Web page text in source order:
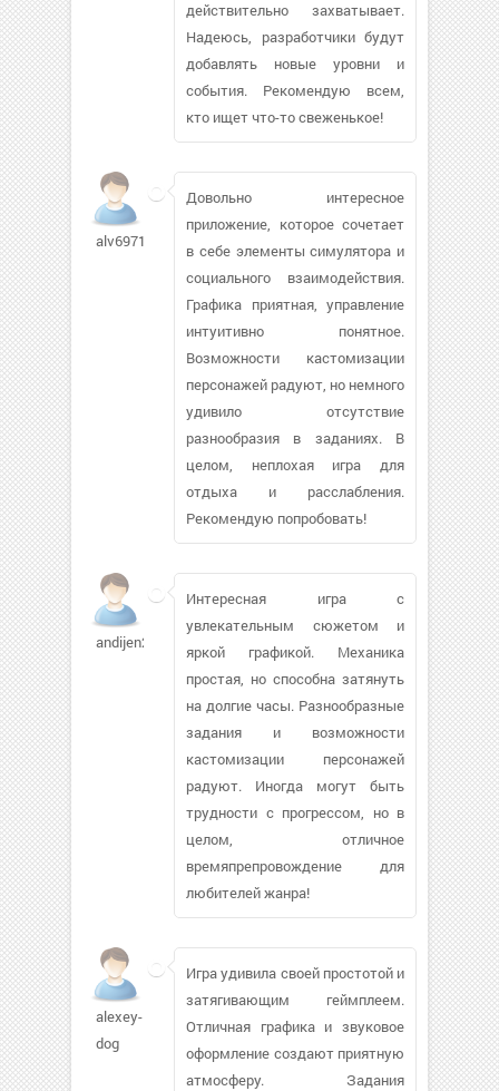
действительно захватывает.
Надеюсь, разработчики будут
добавлять новые уровни и
события. Рекомендую всем,
кто ищет что-то свеженькое!
alv697193472
Довольно интересное
приложение, которое сочетает
в себе элементы симулятора и
социального взаимодействия.
Графика приятная, управление
интуитивно понятное.
Возможности кастомизации
персонажей радуют, но немного
удивило отсутствие
разнообразия в заданиях. В
целом, неплохая игра для
отдыха и расслабления.
Рекомендую попробовать!
andijen253
Интересная игра с
увлекательным сюжетом и
яркой графикой. Механика
простая, но способна затянуть
на долгие часы. Разнообразные
задания и возможности
кастомизации персонажей
радуют. Иногда могут быть
трудности с прогрессом, но в
целом, отличное
времяпрепровождение для
любителей жанра!
alexey-
dog
Игра удивила своей простотой и
затягивающим геймплеем.
Отличная графика и звуковое
оформление создают приятную
атмосферу. Задания